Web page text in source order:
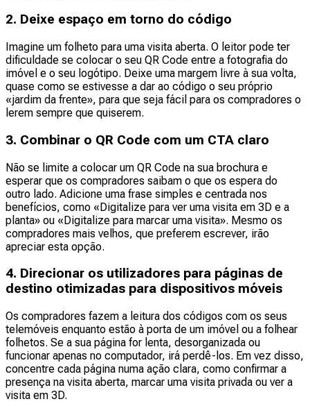
2. Deixe espaço em torno do código
Imagine um folheto para uma visita aberta. O leitor pode ter
dificuldade se colocar o seu QR Code entre a fotografia do
imóvel e o seu logótipo. Deixe uma margem livre à sua volta,
quase como se estivesse a dar ao código o seu próprio
«jardim da frente», para que seja fácil para os compradores o
lerem sempre que quiserem.
3. Combinar o QR Code com um CTA claro
Não se limite a colocar um QR Code na sua brochura e
esperar que os compradores saibam o que os espera do
outro lado. Adicione uma frase simples e centrada nos
benefícios, como «Digitalize para ver uma visita em 3D e a
planta» ou «Digitalize para marcar uma visita». Mesmo os
compradores mais velhos, que preferem escrever, irão
apreciar esta opção.
4. Direcionar os utilizadores para páginas de
destino otimizadas para dispositivos móveis
Os compradores fazem a leitura dos códigos com os seus
telemóveis enquanto estão à porta de um imóvel ou a folhear
folhetos. Se a sua página for lenta, desorganizada ou
funcionar apenas no computador, irá perdê-los. Em vez disso,
concentre cada página numa ação clara, como confirmar a
presença na visita aberta, marcar uma visita privada ou ver a
visita em 3D.